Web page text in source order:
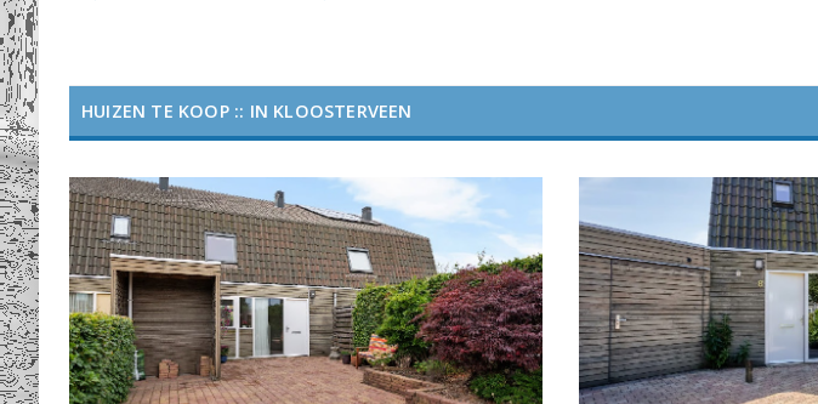
HUIZEN TE KOOP :: IN KLOOSTERVEEN